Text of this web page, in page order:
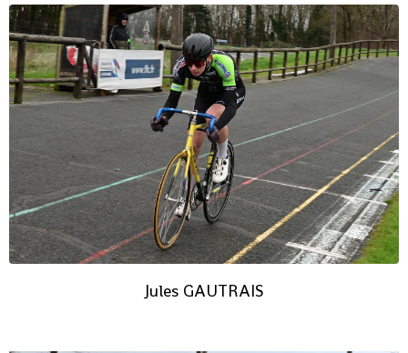
Jules GAUTRAIS